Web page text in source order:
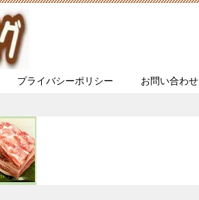
プライバシーポリシー お問い合わせ